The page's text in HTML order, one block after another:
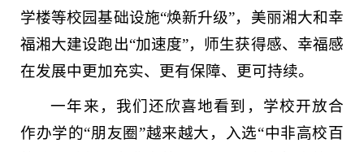
学楼等校园基础设施“焕新升级”，美丽湘大和幸
福湘大建设跑出“加速度”，师生获得感、幸福感
在发展中更加充实、更有保障、更可持续。
一年来，我们还欣喜地看到，学校开放合
作办学的“朋友圈”越来越大，入选“中非高校百